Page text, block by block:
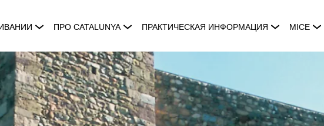
ПРО CATALUNYA ПРАКТИЧЕСКАЯ ИНФОРМАЦИЯ MICE